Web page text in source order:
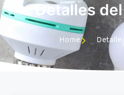
Detalles
Home